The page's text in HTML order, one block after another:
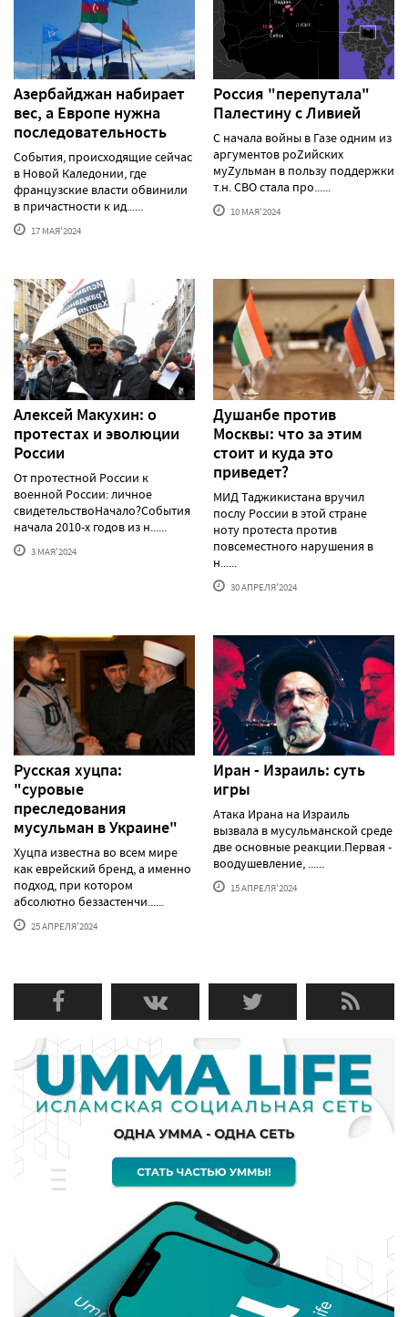
Азербайджан набирает
вес, а Европе нужна
последовательность
События, происходящие сейчас
в Новой Каледонии, где
французские власти обвинили
в причастности к ид......
17 МАЯ'2024
Россия "перепутала"
Палестину с Ливией
С начала войны в Газе одним из
аргументов роZийских
муZульман в пользу поддержки
т.н. СВО стала про......
10 МАЯ'2024
Алексей Макуxин: о
протестаx и эволюции
России
От протестной России к
военной России: личное
свидетельствоНачало?События
начала 2010-х годов из н......
3 МАЯ'2024
Душанбе против
Москвы: что за этим
стоит и куда это
приведет?
МИД Таджикистана вручил
послу России в этой стране
ноту протеста против
повсеместного нарушения в
н......
30 АПРЕЛЯ'2024
Русская хуцпа:
"суровые
преследования
мусульман в Украине"
Хуцпа известна во всем мире
как еврейский бренд, а именно
подход, при котором
абсолютно беззастенчи......
25 АПРЕЛЯ'2024
Иран - Израиль: суть
игры
Атака Ирана на Израиль
вызвала в мусульманской среде
две основные реакции.Первая -
воодушевление, ......
15 АПРЕЛЯ'2024